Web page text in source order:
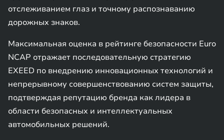
отслеживанием глаз и точному распознаванию
дорожных знаков.
Максимальная оценка в рейтинге безопасности Euro
NCAP отражает последовательную стратегию
EXEED по внедрению инновационных технологий и
непрерывному совершенствованию систем защиты,
подтверждая репутацию бренда как лидера в
области безопасных и интеллектуальных
автомобильных решений.